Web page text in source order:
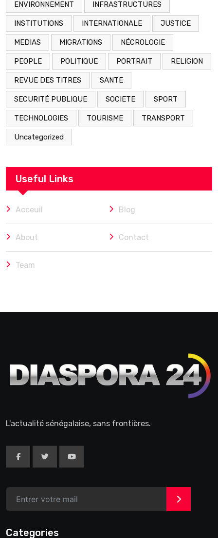
ENVIRONNEMENT INFRASTRUCTURES
INSTITUTIONS INTERNATIONALE JUSTICE
MEDIAS MIGRATIONS NÉCROLOGIE
PEOPLE POLITIQUE PORTRAIT RELIGION
REVUE DES TITRES SANTE
SECURITÉ PUBLIQUE SOCIETE SPORT
TECHNOLOGIES TOURISME TRANSPORT
Uncategorized
Useful Links
Acceuil Blog
About Contact
Team
L'actualité sénégalaise, sans frontières.
>
Categories